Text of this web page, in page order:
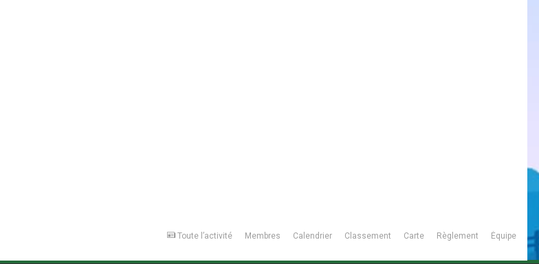
Toute l’activité Membres Calendrier Classement Carte Règlement Équipe